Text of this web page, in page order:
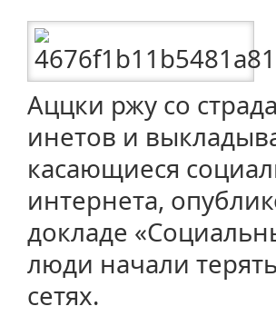
Аццки ржу со
инетов и
касающиеся
интернета,
докладе
люди начали
сетях.